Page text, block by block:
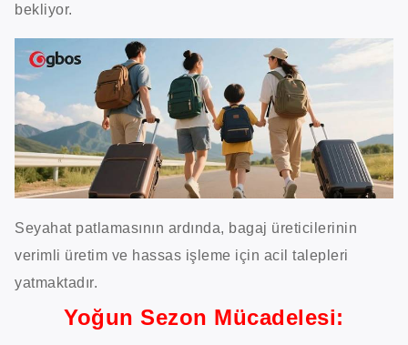
bekliyor.
Seyahat patlamasının ardında, bagaj üreticilerinin
verimli üretim ve hassas işleme için acil talepleri
yatmaktadır.
Yoğun Sezon Mücadelesi: